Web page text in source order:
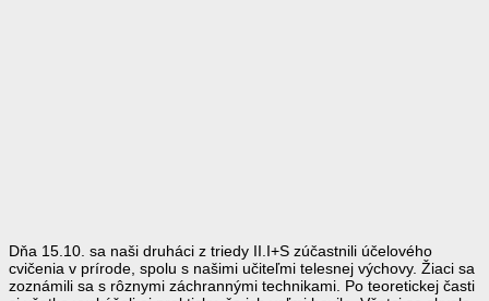
Dňa 15.10. sa naši druháci z triedy II.I+S zúčastnili účelového
cvičenia v prírode, spolu s našimi učiteľmi telesnej výchovy. Žiaci sa
zoznámili sa s rôznymi záchrannými technikami. Po teoretickej časti